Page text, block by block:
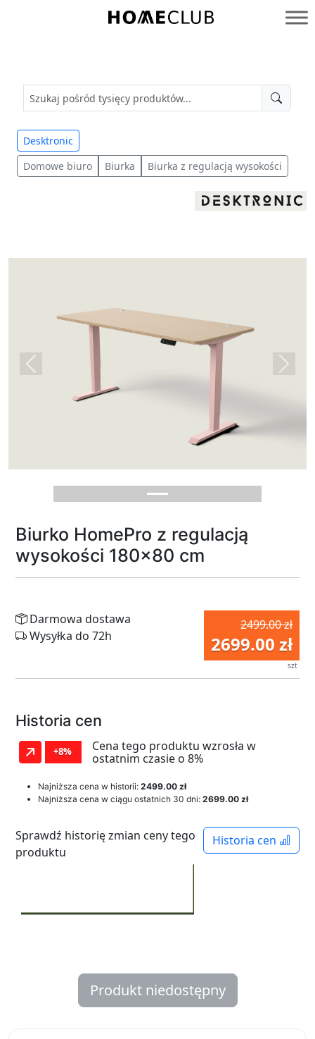
Homeclub
Desktronic
Domowe biuro
Biurka Biurka z regulacją wysokości
Previous Next
Biurko HomePro z regulacją
wysokości 180x80 cm
2499.00 zł
2699.00 zł
szt
Darmowa dostawa
Wysyłka do 72h
Historia cen
+8%
Cena tego produktu wzrosła w
ostatnim czasie o 8%
Najniższa cena w historii: 2499.00 zł
Najniższa cena w ciągu ostatnich 30 dni: 2699.00 zł
Historia cen
Sprawdź historię zmian ceny tego
produktu
Produkt niedostępny